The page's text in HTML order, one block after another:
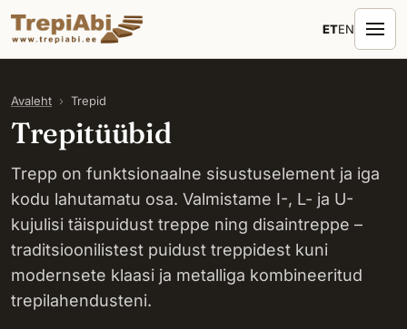
ETEN
Avaleht › Trepid
Trepitüübid
Trepp on funktsionaalne sisustuselement ja iga
kodu lahutamatu osa. Valmistame I-, L- ja U-
kujulisi täispuidust treppe ning disaintreppe –
traditsioonilistest puidust treppidest kuni
modernsete klaasi ja metalliga kombineeritud
trepilahendusteni.